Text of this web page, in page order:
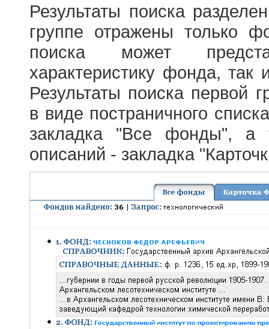
Результаты поиска
группе отражены только
поиска может
характеристику фонда,
Результаты поиска первой
в виде постраничного
закладка "Все фонды", а
описаний - закладка